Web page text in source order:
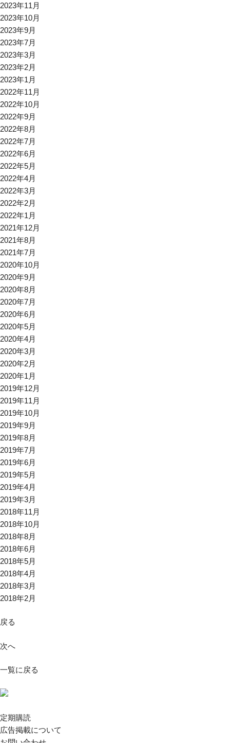
2023年11月
2023年10月
2023年9月
2023年7月
2023年3月
2023年2月
2023年1月
2022年11月
2022年10月
2022年9月
2022年8月
2022年7月
2022年6月
2022年5月
2022年4月
2022年3月
2022年2月
2022年1月
2021年12月
2021年8月
2021年7月
2020年10月
2020年9月
2020年8月
2020年7月
2020年6月
2020年5月
2020年4月
2020年3月
2020年2月
2020年1月
2019年12月
2019年11月
2019年10月
2019年9月
2019年8月
2019年7月
2019年6月
2019年5月
2019年4月
2019年3月
2018年11月
2018年10月
2018年8月
2018年6月
2018年5月
2018年4月
2018年3月
2018年2月
戻る
次へ
一覧に戻る
定期購読
広告掲載について